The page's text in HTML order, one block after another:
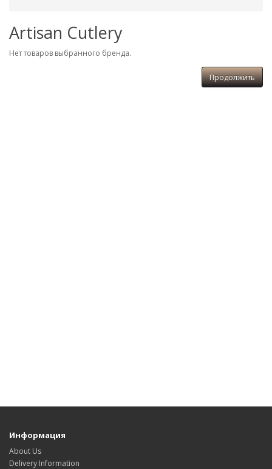
Artisan Cutlery
Нет товаров выбранного бренда.
Продолжить
Информация
About Us
Delivery Information